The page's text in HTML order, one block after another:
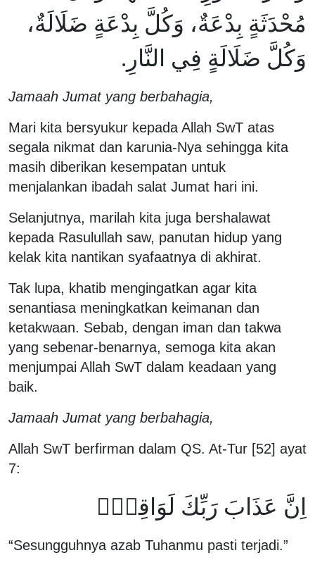
مُحْدَثَةٍ بِدْعَةٌ، وَكُلَّ بِدْعَةٍ ضَلَالَةٌ،
وَكُلَّ ضَلَالَةٍ فِي النَّارِ.
Jamaah Jumat yang berbahagia,
Mari kita bersyukur kepada Allah SwT atas
segala nikmat dan karunia-Nya sehingga kita
masih diberikan kesempatan untuk
menjalankan ibadah salat Jumat hari ini.
Selanjutnya, marilah kita juga bershalawat
kepada Rasulullah saw, panutan hidup yang
kelak kita nantikan syafaatnya di akhirat.
Tak lupa, khatib mengingatkan agar kita
senantiasa meningkatkan keimanan dan
ketakwaan. Sebab, dengan iman dan takwa
yang sebenar-benarnya, semoga kita akan
menjumpai Allah SwT dalam keadaan yang
baik.
Jamaah Jumat yang berbahagia,
Allah SwT berfirman dalam QS. At-Tur [52] ayat
7:
اِنَّ عَذَابَ رَبِّكَ لَوَاقِعٌۙ
“Sesungguhnya azab Tuhanmu pasti terjadi.”